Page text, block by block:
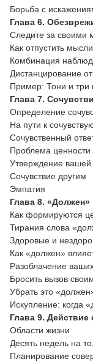
Борьба с
Глава 6.
Следите за своими
Как отпустить мысли
Комбинация
Дистанцирование от
Пример: Тони и три
Глава 7.
Определение
На пути к
Сочувственный
Проблема ценности
Утверждение вашей
Сочувствие другим
Эмпатия
Глава 8. «Должен»
Как формируются
Тирания слова
Здоровые и
Как «должен»
Разоблачение
Бросить вызов
Убрать это
Искупление: когда
Глава 9.
Области жизни
Десять недель на
Планирование